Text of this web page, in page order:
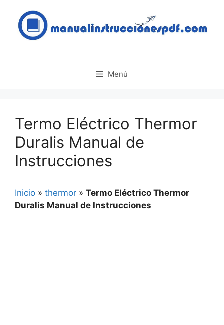
contenido
Menú
Termo Eléctrico Thermor
Duralis Manual de
Instrucciones
Inicio » thermor » Termo Eléctrico Thermor
Duralis Manual de Instrucciones